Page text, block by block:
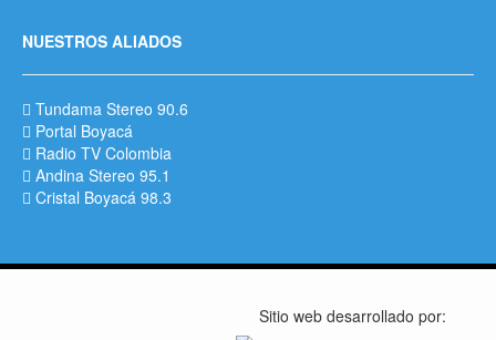
NUESTROS ALIADOS
Tundama Stereo 90.6
Portal Boyacá
Radio TV Colombia
Andina Stereo 95.1
Cristal Boyacá 98.3
Sitio web desarrollado por: